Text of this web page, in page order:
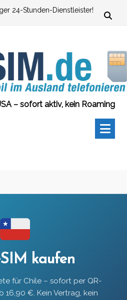
24-Stunden-Dienstleister!
– sofort aktiv, kein Roaming
kaufen
für Chile – sofort per QR-
16,90 €. Kein Vertrag, kein